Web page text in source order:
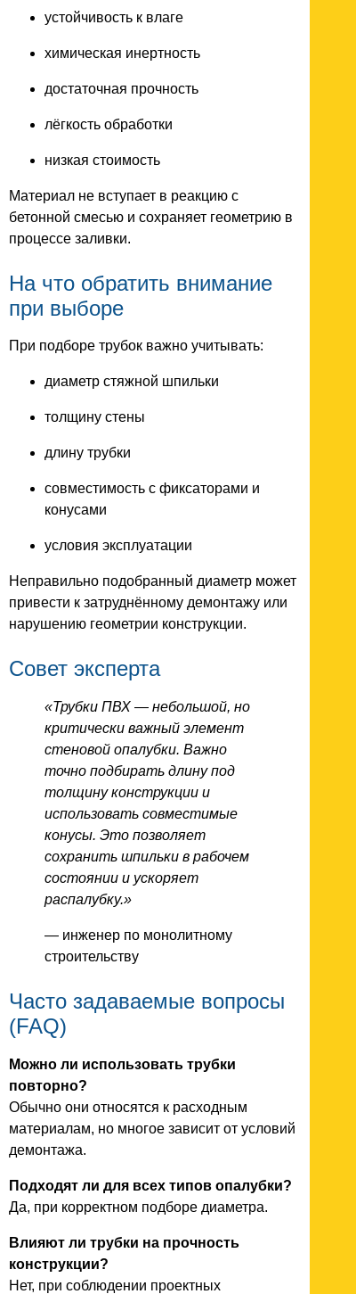
устойчивость к влаге
химическая инертность
достаточная прочность
лёгкость обработки
низкая стоимость
Материал не вступает в реакцию с
бетонной смесью и сохраняет геометрию в
процессе заливки.
На что обратить внимание
при выборе
При подборе трубок важно учитывать:
диаметр стяжной шпильки
толщину стены
длину трубки
совместимость с фиксаторами и
конусами
условия эксплуатации
Неправильно подобранный диаметр может
привести к затруднённому демонтажу или
нарушению геометрии конструкции.
Совет эксперта
«Трубки ПВХ — небольшой, но
критически важный элемент
стеновой опалубки. Важно
точно подбирать длину под
толщину конструкции и
использовать совместимые
конусы. Это позволяет
сохранить шпильки в рабочем
состоянии и ускоряет
распалубку.»
— инженер по монолитному
строительству
Часто задаваемые вопросы
(FAQ)
Можно ли использовать трубки
повторно?
Обычно они относятся к расходным
материалам, но многое зависит от условий
демонтажа.
Подходят ли для всех типов опалубки?
Да, при корректном подборе диаметра.
Влияют ли трубки на прочность
конструкции?
Нет, при соблюдении проектных